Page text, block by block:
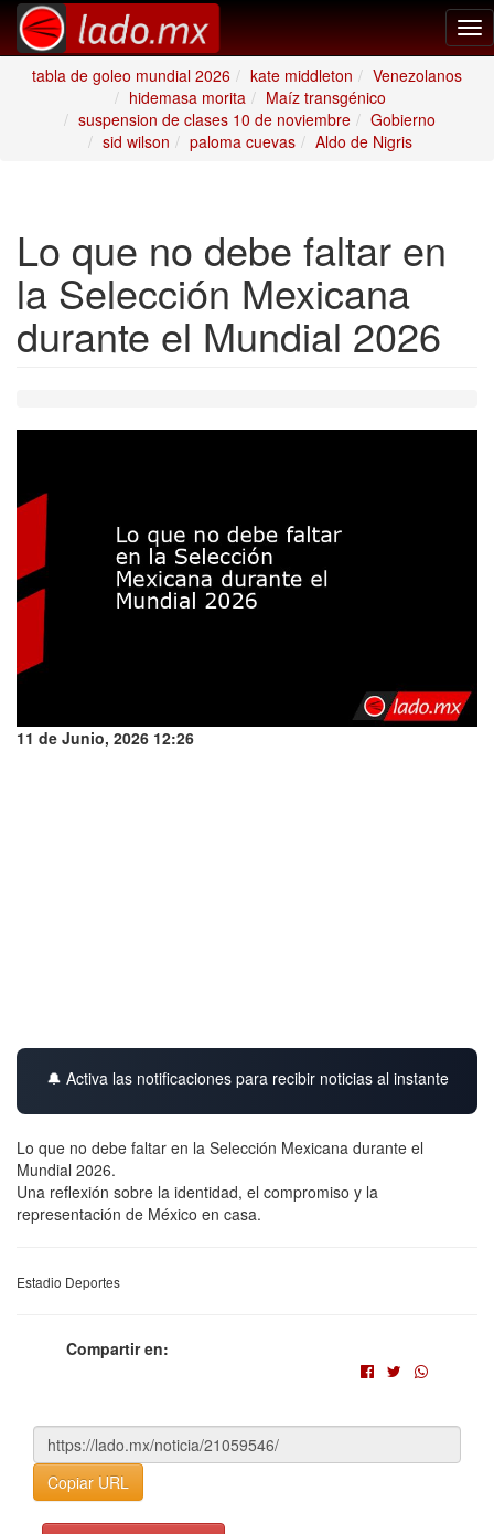
tabla de goleo mundial 2026
kate middleton
Venezolanos
hidemasa morita
Maíz transgénico
suspension de clases 10 de noviembre
Gobierno
sid wilson
paloma cuevas Aldo de Nigris
Lo que no debe faltar en
la Selección Mexicana
durante el Mundial 2026
11 de Junio, 2026 12:26
🔔 Activa las notificaciones para recibir noticias al instante
Lo que no debe faltar en la Selección Mexicana durante el
Mundial 2026.
Una reflexión sobre la identidad, el compromiso y la
representación de México en casa.
Estadio Deportes
Compartir en:
Copiar URL